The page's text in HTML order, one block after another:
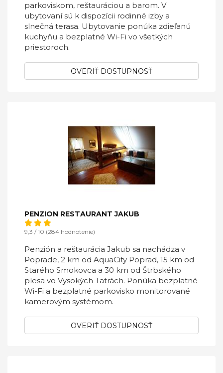
parkoviskom, reštauráciou a barom. V
ubytovaní sú k dispozícii rodinné izby a
slnečná terasa. Ubytovanie ponúka zdieľanú
kuchyňu a bezplatné Wi-Fi vo všetkých
priestoroch.
OVERIŤ DOSTUPNOSŤ
PENZION RESTAURANT JAKUB
9,3 / 10 (284 hodnotenie)
Penzión a reštaurácia Jakub sa nachádza v
Poprade, 2 km od AquaCity Poprad, 15 km od
Starého Smokovca a 30 km od Štrbského
plesa vo Vysokých Tatrách. Ponúka bezplatné
Wi-Fi a bezplatné parkovisko monitorované
kamerovým systémom.
OVERIŤ DOSTUPNOSŤ